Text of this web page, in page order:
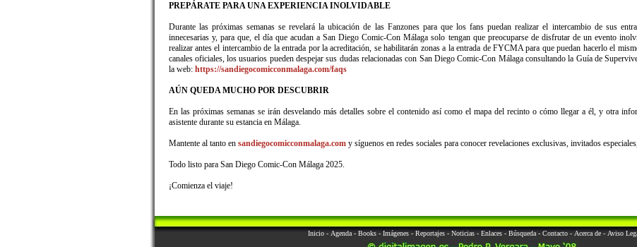
PREPÁRATE PARA UNA EXPERIENCIA INOLVIDABLE
Durante las próximas semanas se revelará la ubicación de las Fanzones para que los fans puedan realizar el intercambio de sus
innecesarias y, para que, el día que acudan a San Diego Comic-Con Málaga solo tengan que preocuparse de disfrutar de un evento
realizar antes el intercambio de la entrada por la acreditación, se habilitarán zonas a la entrada de FYCMA para que puedan hacerlo el
canales oficiales, los usuarios pueden despejar sus dudas relacionadas con San Diego Comic-Con Málaga consultando la Guía de
la web: https://sandiegocomicconmalaga.com/faqs
AÚN QUEDA MUCHO POR DESCUBRIR
En las próximas semanas se irán desvelando más detalles sobre el contenido así como el mapa del recinto o cómo llegar a él, y otra
asistente durante su estancia en Málaga.
Mantente al tanto en sandiegocomicconmalaga.comy síguenos en redes sociales para conocer revelaciones exclusivas, invitados
Todo listo para San Diego Comic-Con Málaga 2025.
¡Comienza el viaje!
Inicio - Agenda - Books - Imágenes - Reportajes - Noticias - Enlaces - Búsqueda - Contacto - Acerca de - Aviso